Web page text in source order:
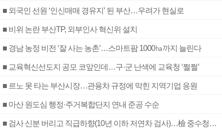
■ 외국인 선원 ‘인신매매 경유지’ 된 부산…우려가 현실로
■ 비위 논란 부산TP, 외부인사 혁신위 설치
■ 경남 농정 비전 ‘잘 사는 농촌’…스마트팜 1000㏊까지 늘린다
■ 교육혁신선도지 공모 코앞인데…구·군 난색에 교육청 ‘쩔쩔’
■ 르노 못 타는 부산시장…관용차 규정에 막힌 지역기업 응원
■ 마산 원도심 행정·주거복합단지 연내 준공 수순
■ 검사 신분 버리고 직급하향(10년 이하 저연차 검사)…檢 중수청행 기피